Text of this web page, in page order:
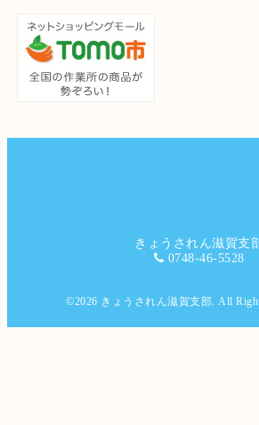
きょうされん滋賀支
0748-46-5528
©2026 きょうされん滋賀支部. All